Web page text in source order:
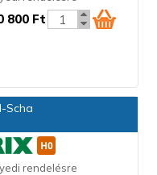
800 Ft
Scha
rendelésre